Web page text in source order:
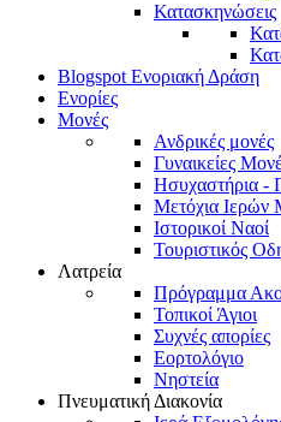
Κατασκηνώσεις
Blogspot Ενοριακή Δράση
Ενορίες
Μονές
Ανδρικές μονές
Γυναικείες
Ησυχαστήρια -
Μετόχια Ιερών
Ιστορικοί Ναοί
Τουριστικός
Λατρεία
Πρόγραμμα
Τοπικοί Άγιοι
Συχνές απορίες
Εορτολόγιο
Νηστεία
Πνευματική Διακονία